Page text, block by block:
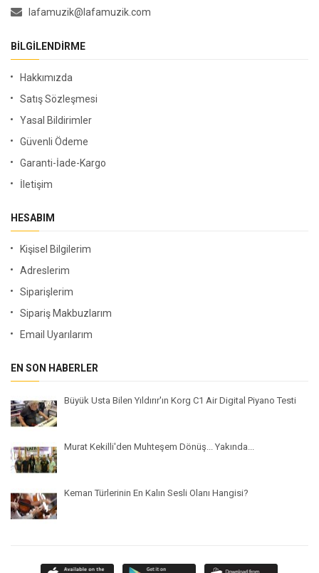
lafamuzik@lafamuzik.com
BILGILENDIRME
Hakkımızda
Satış Sözleşmesi
Yasal Bildirimler
Güvenli Ödeme
Garanti-İade-Kargo
İletişim
HESABIM
Kişisel Bilgilerim
Adreslerim
Siparişlerim
Sipariş Makbuzlarım
Email Uyarılarım
EN SON HABERLER
Büyük Usta Bilen Yıldırır'ın Korg C1 Air Digital Piyano Testi
Murat Kekilli'den Muhteşem Dönüş... Yakında...
Keman Türlerinin En Kalın Sesli Olanı Hangisi?